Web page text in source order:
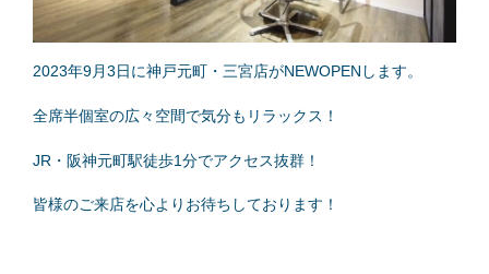
2023年9月3日に神戸元町・三宮店がNEWOPENします。
全席半個室の広々空間で気分もリラックス！
JR・阪神元町駅徒歩1分でアクセス抜群！
皆様のご来店を心よりお待ちしております！